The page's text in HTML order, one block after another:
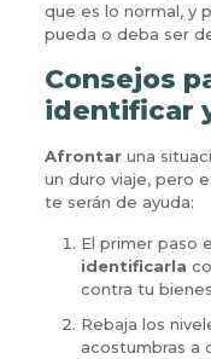
que es lo normal, y
pueda o deba ser
Consejos
identificar
Afrontar una
un duro viaje, pero
te serán de ayuda:
El primer paso
identificarla
contra tu
Rebaja los
acostumbras a